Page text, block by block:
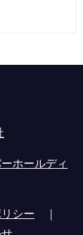
ホールディ
シー ｜